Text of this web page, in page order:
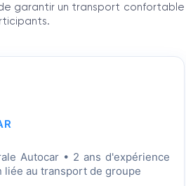
garantir un transport confortable
Autocar • 2 ans d'expérience
liée au transport de groupe